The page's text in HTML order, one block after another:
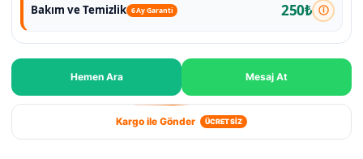
Bakım ve Temizlik 6 Ay Garanti 250₺
Hemen Ara Mesaj At
Kargo ile Gönder ÜCRETSİZ